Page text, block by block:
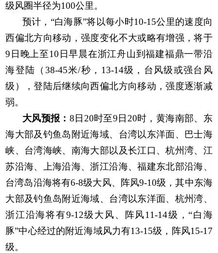
级风圈半径为100公里。
预计，“白海豚”将以每小时10-15公里的速度向
西偏北方向移动，强度变化不大或略有增强，将于
9 日晚上至10 日早晨在浙江舟山到福建福鼎一带沿
海登陆（ 38-45米/秒， 13-14级，台风级或强台风
级），登陆后继续向西偏北方向移动，强度逐渐减
弱。
大风预报： 8 日 20时至9 日 20时，黄海南部、东
海大部及钓鱼岛附近海域、台湾以东洋面、巴士海
峡、台湾海峡、南海大部以及长江口、杭州湾、江
苏沿海、上海沿海、浙江沿海、福建东北部沿海、
台湾岛沿海将有6-8级大风、阵风9-10级，其中东海
大部及钓鱼岛附近海域、台湾以东洋面、杭州湾、
浙江沿海将有9-12级大风、阵风11-14级，“白海
豚”中心经过的附近海域风力有13-15级，阵风15-17
级。